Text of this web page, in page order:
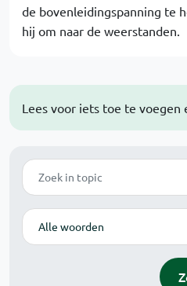
Lees voor iets toe te voegen
Zoek
Modus
de bovenleidingspanning te
hij om naar de weerstanden.